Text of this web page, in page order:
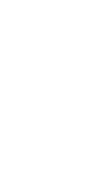
וזה המחודש הגיע לכאן לא